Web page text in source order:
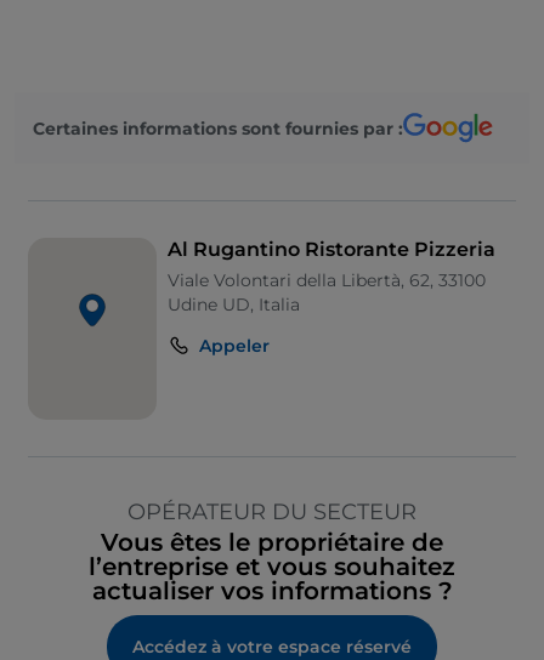
Certaines informations sont fournies par :
Al Rugantino Ristorante Pizzeria
Viale Volontari della Libertà, 62, 33100
Udine UD, Italia
Appeler
OPÉRATEUR DU SECTEUR
Vous êtes le propriétaire de
l’entreprise et vous souhaitez
actualiser vos informations ?
Accédez à votre espace réservé